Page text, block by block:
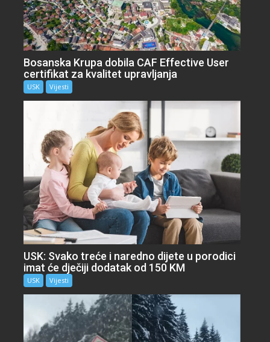
Bosanska Krupa dobila CAF Effective User
certifikat za kvalitet upravljanja
USK Vijesti
USK: Svako treće i naredno dijete u porodici
imat će dječiji dodatak od 150 KM
USK Vijesti